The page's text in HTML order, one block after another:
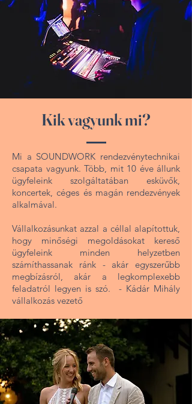
Kik vagyunk mi?
Mi a SOUNDWORK rendezvénytechnikai
csapata vagyunk. Több, mit 10 éve állunk
ügyfeleink szolgáltatában esküvők,
koncertek, céges és magán rendezvények
alkalmával.
Vállalkozásunkat azzal a céllal alapítottuk,
hogy minőségi megoldásokat kereső
ügyfeleink minden helyzetben
számíthassanak ránk - akár egyszerűbb
megbízásról, akár a legkomplexebb
feladatról legyen is szó. - Kádár Mihály
vállalkozás vezető